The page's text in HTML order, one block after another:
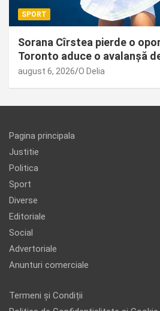
SPORT
Sorana Cîrstea pierde o
Toronto aduce o avalanșă
august 6, 2026 O Delia
Pagina principala
Justitie
Politica
Sport
Diverse
Editoriale
Social
Advertoriale
Anunturi comerciale
Termeni și Condiții